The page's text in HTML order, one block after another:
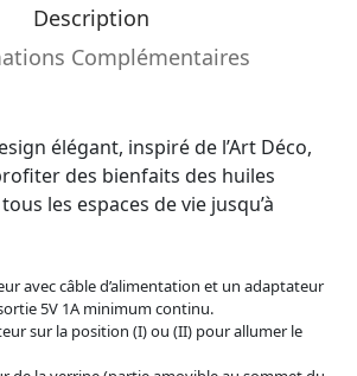
Description
Complémentaires
élégant, inspiré de l’Art Déco,
des bienfaits des huiles
les espaces de vie jusqu’à
avec câble d’alimentation et un adaptateur
5V 1A minimum continu.
sur la position (I) ou (II) pour allumer le